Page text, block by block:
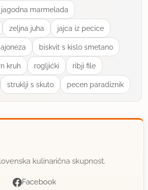
jagodna marmelada
zeljna juha jajca iz pecice
biskvit s kislo smetano
kruh rogljićki ribji file
struklji s skuto pecen paradiznik
kulinarična skupnost.
Facebook